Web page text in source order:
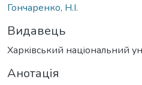
Гончаренко, Н.І.
Видавець
Харкiвський нацiональний
Анотація